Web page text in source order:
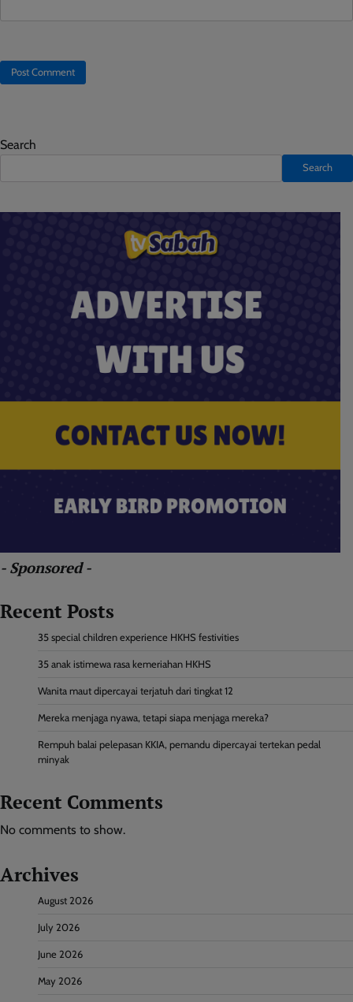
Search
Search
- Sponsored -
Recent Posts
35 special children experience HKHS festivities
35 anak istimewa rasa kemeriahan HKHS
Wanita maut dipercayai terjatuh dari tingkat 12
Mereka menjaga nyawa, tetapi siapa menjaga mereka?
Rempuh balai pelepasan KKIA, pemandu dipercayai tertekan pedal
minyak
Recent Comments
No comments to show.
Archives
August 2026
July 2026
June 2026
May 2026